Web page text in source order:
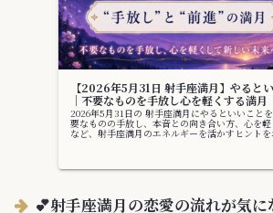
【2026年5月31日 射手座満月】やると
｜不要なものを手放し心を軽くする満月
2026年5月31日の 射手座満月にやるといいこと
要なものの手放し、本音との向き合い方、心を
など、射手座満月のエネルギーを活かすヒントを
💕射手座満月の恋愛の流れが気に